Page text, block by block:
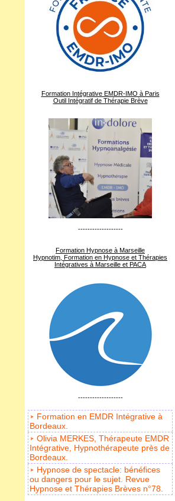
Formation Intégrative EMDR-IMO à Paris
Outil Intégratif de Thérapie Brève
-------------------
Formation Hypnose à Marseille
Hypnotim, Formation en Hypnose et Thérapies
Intégratives à Marseille et PACA
-------------------
Formation en EMDR Intégrative à
Bordeaux.
Olivia MERKES, Thérapeute EMDR
Intégrative, Hypnothérapeute près de
Bordeaux.
Hypnose de spectacle: bénéfices
ou dangers pour le sujet. Revue
Hypnose et Thérapies Brèves n°78.